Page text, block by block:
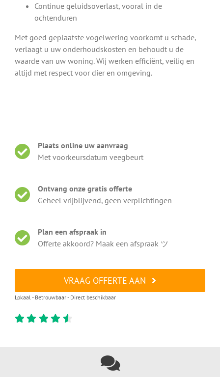
Continue geluidsoverlast, vooral in de
ochtenduren
Met goed geplaatste vogelwering voorkomt u schade,
verlaagt u uw onderhoudskosten en behoudt u de
waarde van uw woning. Wij werken efficiënt, veilig en
altijd met respect voor dier en omgeving.
Plaats online uw aanvraag
Met voorkeursdatum veegbeurt
Ontvang onze gratis offerte
Geheel vrijblijvend, geen verplichtingen
Plan een afspraak in
Offerte akkoord? Maak een afspraak ツ
VRAAG OFFERTE AAN
Lokaal - Betrouwbaar - Direct beschikbaar